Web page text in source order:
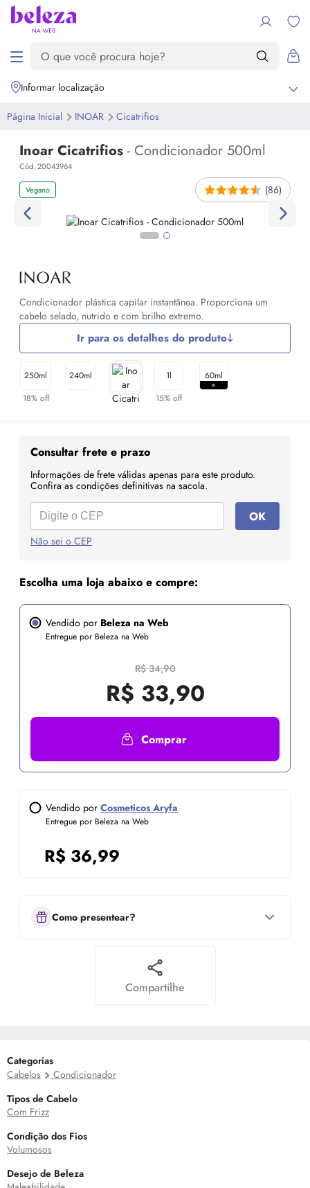
Informar localização
Página Inicial INOAR Cicatrifios
Inoar Cicatrifios - Condicionador 500ml
Cód. 20043964
Vegano (86)
Condicionador plástica capilar instantânea. Proporciona um
cabelo selado, nutrido e com brilho extremo.
Ir para os detalhes do produto
250ml
18% off
240ml
1l
15% off
60ml
Consultar frete e prazo
Informações de frete válidas apenas para este produto.
Confira as condições definitivas na sacola.
OK
Não sei o CEP
Escolha uma loja abaixo e compre:
Vendido por Beleza na Web
Entregue por Beleza na Web
R$ 34,90
R$ 33,90
Comprar
Vendido por Cosmeticos Aryfa
Entregue por Beleza na Web
R$ 36,99
Como presentear?
Compartilhe
Categorias
Cabelos
Condicionador
Tipos de Cabelo
Com Frizz
Condição dos Fios
Volumosos
Desejo de Beleza